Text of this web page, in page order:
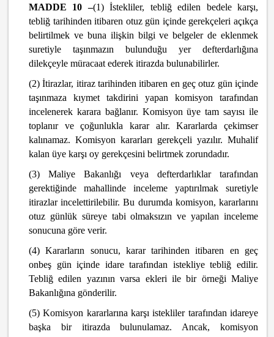
MADDE 10 –(1) İstekliler, tebliğ edilen bedele karşı,
tebliğ tarihinden itibaren otuz gün içinde gerekçeleri açıkça
belirtilmek ve buna ilişkin bilgi ve belgeler de eklenmek
suretiyle taşınmazın bulunduğu yer defterdarlığına
dilekçeyle müracaat ederek itirazda bulunabilirler.
(2) İtirazlar, itiraz tarihinden itibaren en geç otuz gün içinde
taşınmaza kıymet takdirini yapan komisyon tarafından
incelenerek karara bağlanır. Komisyon üye tam sayısı ile
toplanır ve çoğunlukla karar alır. Kararlarda çekimser
kalınamaz. Komisyon kararları gerekçeli yazılır. Muhalif
kalan üye karşı oy gerekçesini belirtmek zorundadır.
(3) Maliye Bakanlığı veya defterdarlıklar tarafından
gerektiğinde mahallinde inceleme yaptırılmak suretiyle
itirazlar incelettirilebilir. Bu durumda komisyon, kararlarını
otuz günlük süreye tabi olmaksızın ve yapılan inceleme
sonucuna göre verir.
(4) Kararların sonucu, karar tarihinden itibaren en geç
onbeş gün içinde idare tarafından istekliye tebliğ edilir.
Tebliğ edilen yazının varsa ekleri ile bir örneği Maliye
Bakanlığına gönderilir.
(5) Komisyon kararlarına karşı istekliler tarafından idareye
başka bir itirazda bulunulamaz. Ancak, komisyon